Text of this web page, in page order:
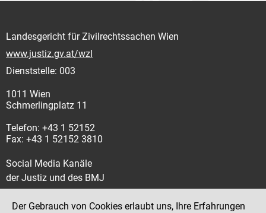
Landesgericht für Zivilrechtssachen Wien
www.justiz.gv.at/wzl
Dienststelle: 003
1011 Wien
Schmerlingplatz 11
Telefon: +43 1 52152
Fax: +43 1 52152 3810
Social Media Kanäle
der Justiz und des BMJ
Der Gebrauch von Cookies erlaubt uns, Ihre Erfahrungen